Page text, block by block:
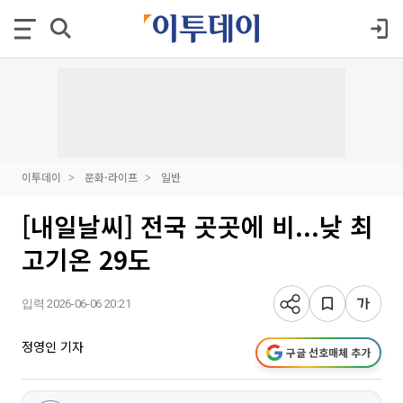
이투데이 문화·라이프 일반
[내일날씨] 전국 곳곳에 비...낮 최
고기온 29도
입력 2026-06-06 20:21
정영인 기자 구글 선호매체 추가